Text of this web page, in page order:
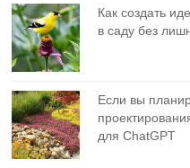
Как создать
в саду без
Если вы
для ChatGPT